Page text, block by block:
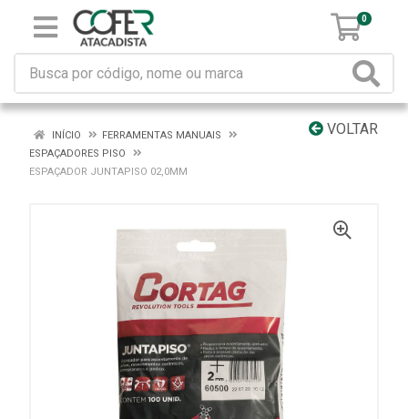
0
VOLTAR
INÍCIO
FERRAMENTAS MANUAIS
ESPAÇADORES PISO
ESPAÇADOR JUNTAPISO 02,0MM